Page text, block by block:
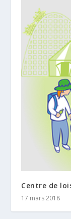
Centre de
17 mars 2018